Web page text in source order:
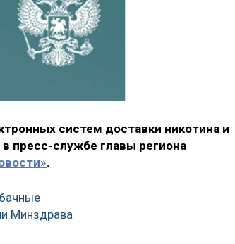
систем доставки никотина и
пресс-службе главы региона
.
Минздрава